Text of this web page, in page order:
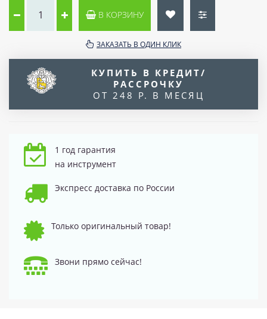
В КОРЗИНУ
ЗАКАЗАТЬ В ОДИН КЛИК
КУПИТЬ В КРЕДИТ/
РАССРОЧКУ
ОТ 248 Р. В МЕСЯЦ
1 год гарантия
на инструмент
Экспресс доставка по России
Только оригинальный товар!
Звони прямо сейчас!